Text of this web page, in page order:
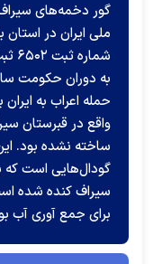
گور دخمه‌های
به دوران حکومت
حمله اعراب به
واقع در قبرستان
ساخته نشده بود.
گودال‌هایی است که
سیراف کنده شده
برای جمع آوری آب